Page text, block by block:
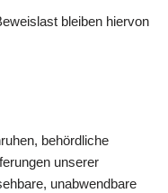
bleiben hiervon
behördliche
unserer
unabwendbare